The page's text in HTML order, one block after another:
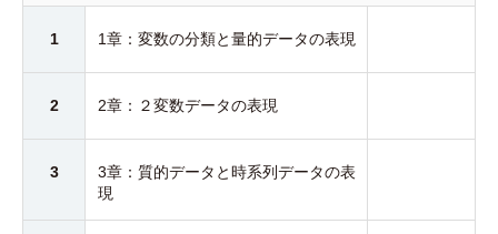
1 1章：変数の分類と量的データの表現
2 2章：２変数データの表現
3
3章：質的データと時系列データの表
現